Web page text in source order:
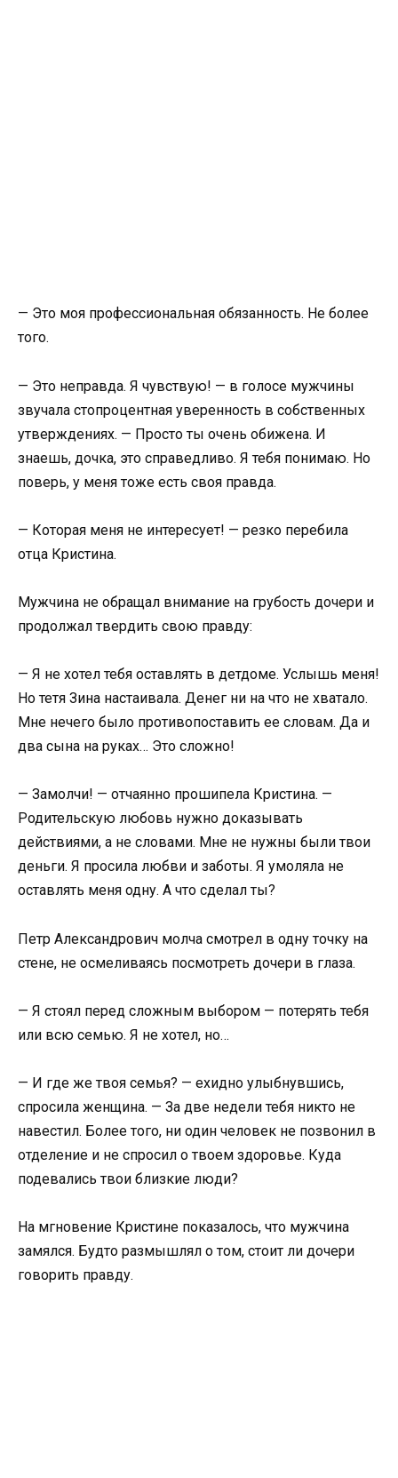
— Это моя профессиональная обязанность. Не более
того.
— Это неправда. Я чувствую! — в голосе мужчины
звучала стопроцентная уверенность в собственных
утверждениях. — Просто ты очень обижена. И
знаешь, дочка, это справедливо. Я тебя понимаю. Но
поверь, у меня тоже есть своя правда.
— Которая меня не интересует! — резко перебила
отца Кристина.
Мужчина не обращал внимание на грубость дочери и
продолжал твердить свою правду:
— Я не хотел тебя оставлять в детдоме. Услышь меня!
Но тетя Зина настаивала. Денег ни на что не хватало.
Мне нечего было противопоставить ее словам. Да и
два сына на руках… Это сложно!
— Замолчи! — отчаянно прошипела Кристина. —
Родительскую любовь нужно доказывать
действиями, а не словами. Мне не нужны были твои
деньги. Я просила любви и заботы. Я умоляла не
оставлять меня одну. А что сделал ты?
Петр Александрович молча смотрел в одну точку на
стене, не осмеливаясь посмотреть дочери в глаза.
— Я стоял перед сложным выбором — потерять тебя
или всю семью. Я не хотел, но…
— И где же твоя семья? — ехидно улыбнувшись,
спросила женщина. — За две недели тебя никто не
навестил. Более того, ни один человек не позвонил в
отделение и не спросил о твоем здоровье. Куда
подевались твои близкие люди?
На мгновение Кристине показалось, что мужчина
замялся. Будто размышлял о том, стоит ли дочери
говорить правду.